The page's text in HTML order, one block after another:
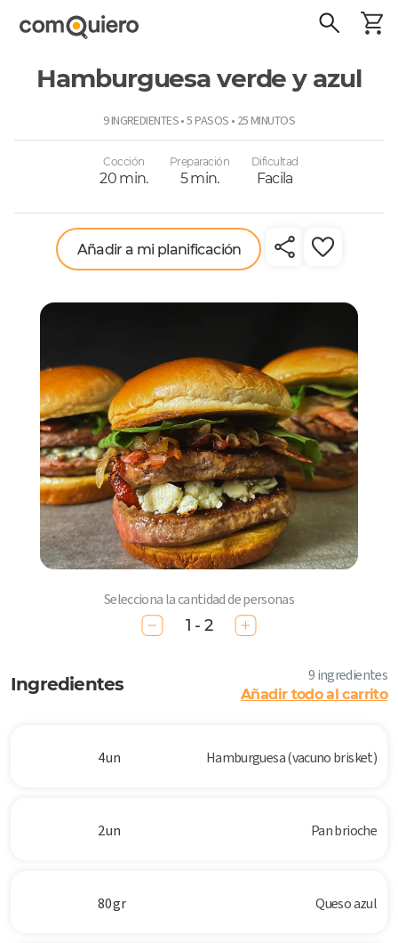
Hamburguesa verde y azul
9 INGREDIENTES • 5 PASOS • 25 MINUTOS
Cocción
20 min.
Preparación
5 min.
Dificultad
Facila
Añadir a mi planificación
Selecciona la cantidad de personas
1 - 2
Ingredientes 9 ingredientes
Añadir todo al carrito
4 un Hamburguesa (vacuno brisket)
2 un Pan brioche
80 gr Queso azul